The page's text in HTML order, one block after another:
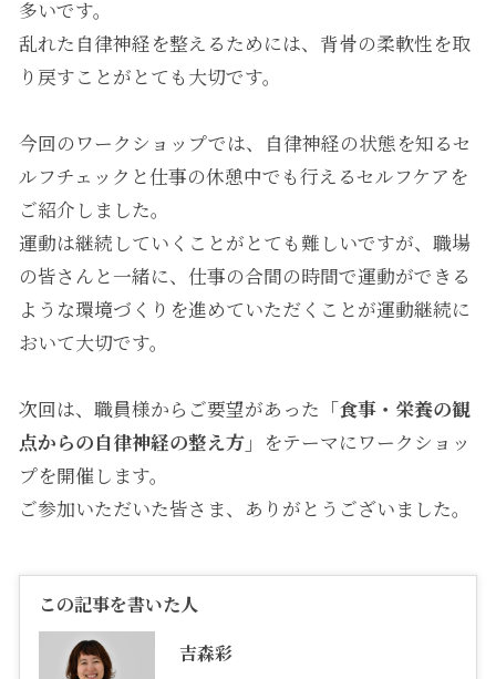
多いです。
乱れた自律神経を整えるためには、背骨の柔軟性を取
り戻すことがとても大切です。
今回のワークショップでは、自律神経の状態を知るセ
ルフチェックと仕事の休憩中でも行えるセルフケアを
ご紹介しました。
運動は継続していくことがとても難しいですが、職場
の皆さんと一緒に、仕事の合間の時間で運動ができる
ような環境づくりを進めていただくことが運動継続に
おいて大切です。
次回は、職員様からご要望があった 「食事・栄養の観
点からの自律神経の整え方」 をテーマにワークショッ
プを開催します。
ご参加いただいた皆さま、ありがとうございました。
この記事を書いた人
吉森彩